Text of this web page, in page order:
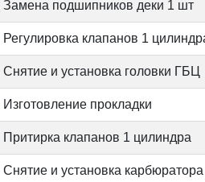
Замена подшипников деки 1 шт
Регулировка клапанов 1
Снятие и установка головки ГБЦ
Изготовление прокладки
Притирка клапанов 1 цилиндра
Снятие и установка карбюратора